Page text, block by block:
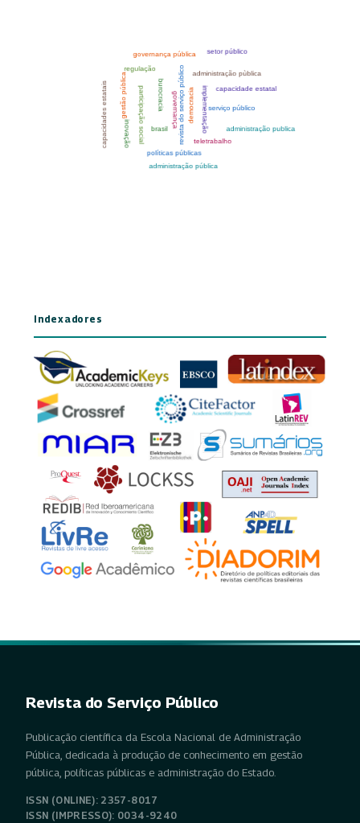
Indexadores
Revista do Serviço Público
Publicação científica da Escola Nacional de Administração
Pública, dedicada à produção de conhecimento em gestão
pública, políticas públicas e administração do Estado.
ISSN (ONLINE): 2357-8017
ISSN (IMPRESSO): 0034-9240